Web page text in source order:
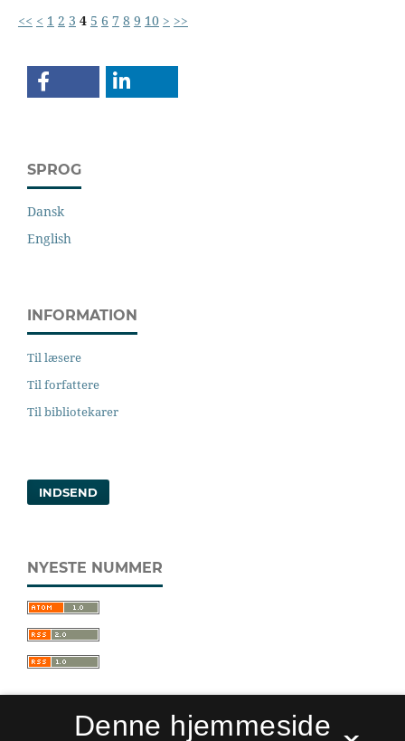
<< < 1 2 3 4 5 6 7 8 9 10 > >>
SPROG
Dansk
English
INFORMATION
Til læsere
Til forfattere
Til bibliotekarer
INDSEND
NYESTE NUMMER
Denne hjemmeside